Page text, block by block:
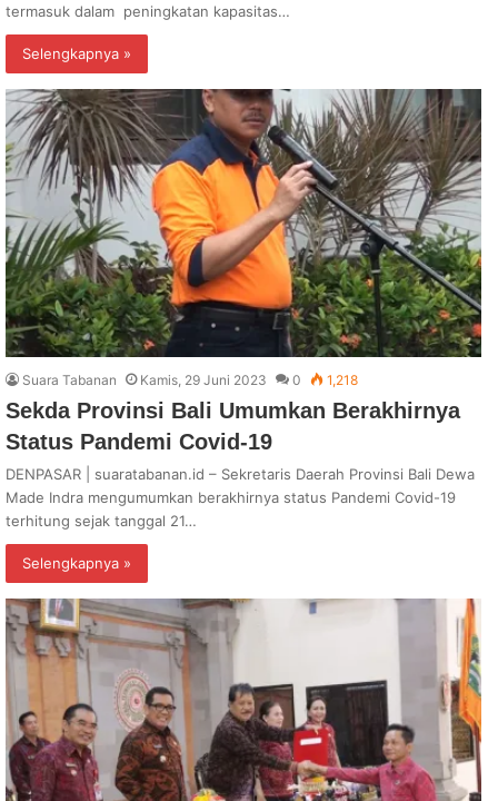
termasuk dalam peningkatan kapasitas…
Selengkapnya »
Suara Tabanan Kamis, 29 Juni 2023 0 1,218
Sekda Provinsi Bali Umumkan Berakhirnya
Status Pandemi Covid-19
DENPASAR | suaratabanan.id – Sekretaris Daerah Provinsi Bali Dewa
Made Indra mengumumkan berakhirnya status Pandemi Covid-19
terhitung sejak tanggal 21…
Selengkapnya »